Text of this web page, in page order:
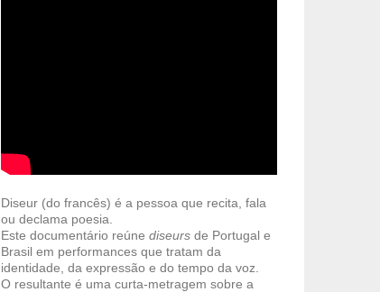
Diseur (do francês) é a pessoa que recita, fala
ou declama poesia.
Este documentário reúne diseurs de Portugal e
Brasil em performances que tratam da
identidade, da expressão e do tempo da voz.
O resultante é uma curta-metragem sobre a